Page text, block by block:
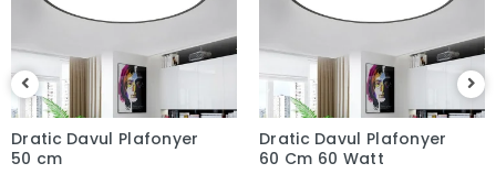
Dratic Davul Plafonyer
50 cm
Dratic Davul Plafonyer
60 Cm 60 Watt